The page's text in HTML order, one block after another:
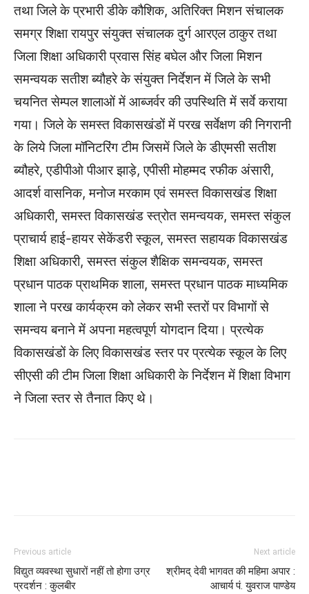
तथा जिले के प्रभारी डीके कौशिक, अतिरिक्त मिशन संचालक
समग्र शिक्षा रायपुर संयुक्त संचालक दुर्ग आरएल ठाकुर तथा
जिला शिक्षा अधिकारी प्रवास सिंह बघेल और जिला मिशन
समन्वयक सतीश ब्यौहरे के संयुक्त निर्देशन में जिले के सभी
चयनित सेम्पल शालाओं में आब्जर्वर की उपस्थिति में सर्वे कराया
गया। जिले के समस्त विकासखंडों में परख सर्वेक्षण की निगरानी
के लिये जिला मॉनिटरिंग टीम जिसमें जिले के डीएमसी सतीश
ब्यौहरे, एडीपीओ पीआर झाड़े, एपीसी मोहम्मद रफीक अंसारी,
आदर्श वासनिक, मनोज मरकाम एवं समस्त विकासखंड शिक्षा
अधिकारी, समस्त विकासखंड स्त्रोत समन्वयक, समस्त संकुल
प्राचार्य हाई-हायर सेकेंडरी स्कूल, समस्त सहायक विकासखंड
शिक्षा अधिकारी, समस्त संकुल शैक्षिक समन्वयक, समस्त
प्रधान पाठक प्राथमिक शाला, समस्त प्रधान पाठक माध्यमिक
शाला ने परख कार्यक्रम को लेकर सभी स्तरों पर विभागों से
समन्वय बनाने में अपना महत्वपूर्ण योगदान दिया। प्रत्येक
विकासखंडों के लिए विकासखंड स्तर पर प्रत्येक स्कूल के लिए
सीएसी की टीम जिला शिक्षा अधिकारी के निर्देशन में शिक्षा विभाग
ने जिला स्तर से तैनात किए थे।
Previous article
विद्युत व्यवस्था सुधारों नहीं तो होगा उग्र
प्रदर्शन : कुलबीर
Next article
श्रीमद् देवी भागवत की महिमा अपार :
आचार्य पं. युवराज पाण्डेय